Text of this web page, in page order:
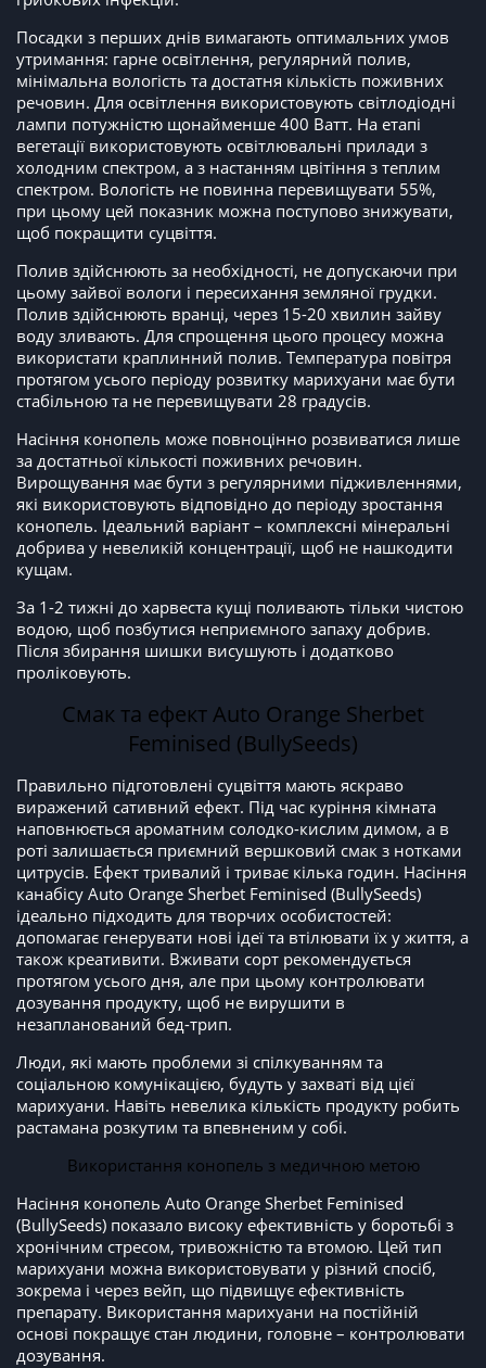
Посадки з перших днів вимагають оптимальних умов
утримання: гарне освітлення, регулярний полив,
мінімальна вологість та достатня кількість поживних
речовин. Для освітлення використовують світлодіодні
лампи потужністю щонайменше 400 Ватт. На етапі
вегетації використовують освітлювальні прилади з
холодним спектром, а з настанням цвітіння з теплим
спектром. Вологість не повинна перевищувати 55%,
при цьому цей показник можна поступово знижувати,
щоб покращити суцвіття.
Полив здійснюють за необхідності, не допускаючи при
цьому зайвої вологи і пересихання земляної грудки.
Полив здійснюють вранці, через 15-20 хвилин зайву
воду зливають. Для спрощення цього процесу можна
використати краплинний полив. Температура повітря
протягом усього періоду розвитку марихуани має бути
стабільною та не перевищувати 28 градусів.
Насіння конопель може повноцінно розвиватися лише
за достатньої кількості поживних речовин.
Вирощування має бути з регулярними підживленнями,
які використовують відповідно до періоду зростання
конопель. Ідеальний варіант – комплексні мінеральні
добрива у невеликій концентрації, щоб не нашкодити
кущам.
За 1-2 тижні до харвеста кущі поливають тільки чистою
водою, щоб позбутися неприємного запаху добрив.
Після збирання шишки висушують і додатково
проліковують.
Смак та ефект Auto Orange Sherbet
Feminised (BullySeeds)
Правильно підготовлені суцвіття мають яскраво
виражений сативний ефект. Під час куріння кімната
наповнюється ароматним солодко-кислим димом, а в
роті залишається приємний вершковий смак з нотками
цитрусів. Ефект тривалий і триває кілька годин. Насіння
канабісу Auto Orange Sherbet Feminised (BullySeeds)
ідеально підходить для творчих особистостей:
допомагає генерувати нові ідеї та втілювати їх у життя, а
також креативити. Вживати сорт рекомендується
протягом усього дня, але при цьому контролювати
дозування продукту, щоб не вирушити в
незапланований бед-трип.
Люди, які мають проблеми зі спілкуванням та
соціальною комунікацією, будуть у захваті від цієї
марихуани. Навіть невелика кількість продукту робить
растамана розкутим та впевненим у собі.
Використання конопель з медичною метою
Насіння конопель Auto Orange Sherbet Feminised
(BullySeeds) показало високу ефективність у боротьбі з
хронічним стресом, тривожністю та втомою. Цей тип
марихуани можна використовувати у різний спосіб,
зокрема і через вейп, що підвищує ефективність
препарату. Використання марихуани на постійній
основі покращує стан людини, головне – контролювати
дозування.